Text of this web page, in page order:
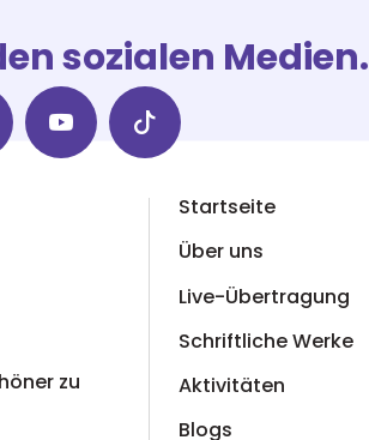
sozialen Medien.
zu
Startseite
Über uns
Live-Übertragung
Schriftliche Werke
Aktivitäten
Blogs